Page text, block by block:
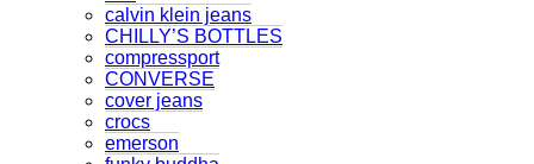
calvin klein jeans
CHILLY’S BOTTLES
compressport
CONVERSE
cover jeans
crocs
emerson